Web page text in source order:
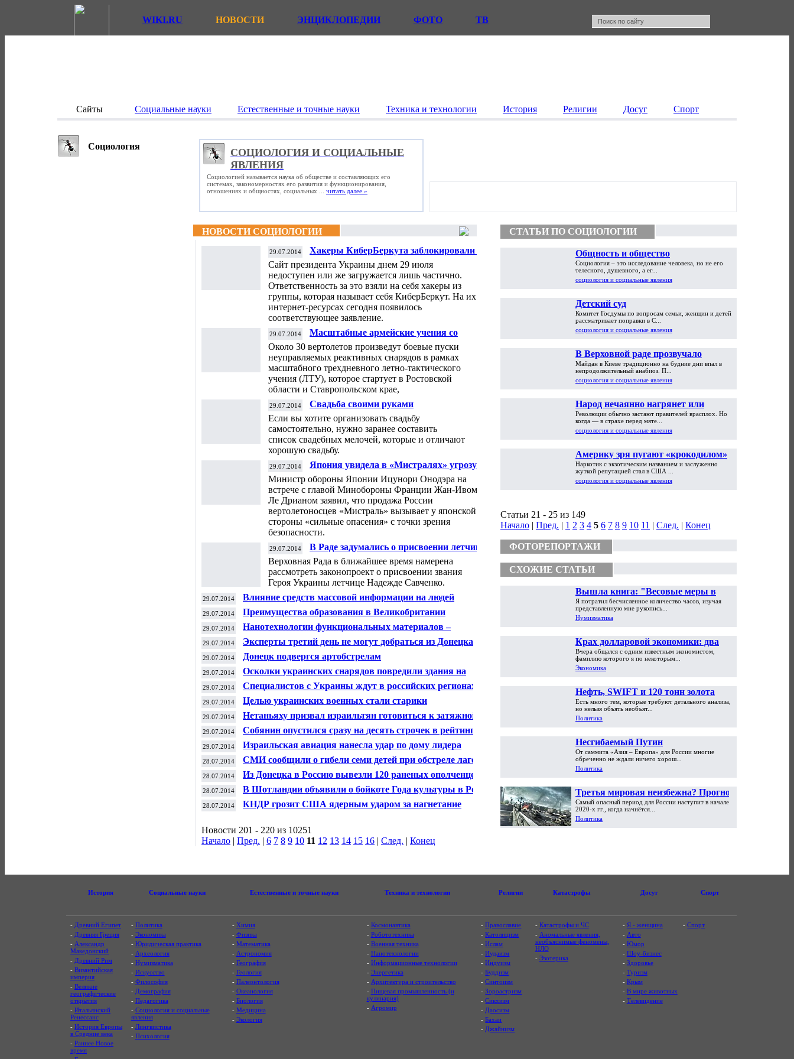
WIKI.RU НОВОСТИ ЭНЦИКЛОПЕДИИ ФОТО ТВ
Сайты Социальные науки Естественные и точные науки Техника и технологии История Религии Досуг Спорт
Социология
СОЦИОЛОГИЯ И СОЦИАЛЬНЫЕ
ЯВЛЕНИЯ
Социологией называется наука об обществе и составляющих его
системах, закономерностях его развития и функционирования,
отношениях и общностях, социальных ... читать далее »
НОВОСТИ СОЦИОЛОГИИ
29.07.2014
Хакеры КиберБеркута заблокировали сайт
президента Украины
Сайт президента Украины днем 29 июля
недоступен или же загружается лишь частично.
Ответственность за это взяли на себя хакеры из
группы, которая называет себя КиберБеркут. На их
интернет-ресурсах сегодня появилось
соответствующее заявление.
29.07.2014
Масштабные армейские учения со
стрельбами стартовали на юге России
Около 30 вертолетов произведут боевые пуски
неуправляемых реактивных снарядов в рамках
масштабного трехдневного летно-тактического
учения (ЛТУ), которое стартует в Ростовской
области и Ставропольском крае,
29.07.2014
Свадьба своими руками
Если вы хотите организовать свадьбу
самостоятельно, нужно заранее составить
список свадебных мелочей, которые и отличают
хорошую свадьбу.
29.07.2014
Япония увидела в «Мистралях» угрозу для
себя
Министр обороны Японии Ицунори Онодэра на
встрече с главой Минобороны Франции Жан-Ивом
Ле Дрианом заявил, что продажа России
вертолетоносцев «Мистраль» вызывает у японской
стороны «сильные опасения» с точки зрения
безопасности.
29.07.2014
В Раде задумались о присвоении летчице
Савченко звания Героя Украины
Верховная Рада в ближайшее время намерена
рассмотреть законопроект о присвоении звания
Героя Украины летчице Надежде Савченко.
29.07.2014 Влияние средств массовой информации на людей
29.07.2014 Преимущества образования в Великобритании
29.07.2014
Нанотехнологии функциональных материалов –
конференция международного характера
29.07.2014
Эксперты третий день не могут добраться из Донецка до
места крушения Boeing
29.07.2014 Донецк подвергся артобстрелам
29.07.2014
Осколки украинских снарядов повредили здания на
пункте "Гуково" в РФ
29.07.2014 Специалистов с Украины ждут в российских регионах
29.07.2014 Целью украинских военных стали старики
29.07.2014
Нетаньяху призвал израильтян готовиться к затяжной
войне
29.07.2014
Собянин опустился сразу на десять строчек в рейтинге
эффективности губернаторов
29.07.2014
Израильская авиация нанесла удар по дому лидера
ХАМАС Исмаила Хании
28.07.2014
СМИ сообщили о гибели семи детей при обстреле лагеря
палестинских беженцев
28.07.2014 Из Донецка в Россию вывезли 120 раненых ополченцев
28.07.2014 В Шотландии объявили о бойкоте Года культуры в России
28.07.2014
КНДР грозит США ядерным ударом за нагнетание
Новости 201 - 220 из 10251
Начало | Пред. | 6 7 8 9 10 11 12 13 14 15 16 | След. | Конец
СТАТЬИ ПО СОЦИОЛОГИИ
Общность и общество
Социология – это исследование человека, но не его
телесного, душевного, а ег...
социология и социальные явления
Детский суд
Комитет Госдумы по вопросам семьи, женщин и детей
рассматривает поправки в С...
социология и социальные явления
В Верховной раде прозвучало
обещание гражданской войны:
Майдан сегодня
Майдан в Киеве традиционно на будние дни впал в
непродолжительный анабиоз. П...
социология и социальные явления
Народ нечаянно нагрянет или
почему революции застают
правителей врасплох
Революции обычно застают правителей врасплох. Но
когда — в страхе перед мяте...
социология и социальные явления
Америку зря пугают «крокодилом»
Наркотик с экзотическим названием и заслуженно
жуткой репутацией стал в США ...
социология и социальные явления
Статьи 21 - 25 из 149
Начало | Пред. | 1 2 3 4 5 6 7 8 9 10 11 | След. | Конец
ФОТОРЕПОРТАЖИ
СХОЖИЕ СТАТЬИ
Вышла книга: "Весовые меры в
торговой практике Античности и
Средневековья"
Я потратил бесчисленное количество часов, изучая
представленную мне рукопись...
Нумизматика
Крах долларовой экономики: два
пути обрушения
Вчера общался с одним известным экономистом,
фамилию которого я по некоторым...
Экономика
Нефть, SWIFT и 120 тонн золота
Есть много тем, которые требуют детального анализа,
но нельзя объять необъят...
Политика
Несгибаемый Путин
От саммита «Азия – Европа» для России многие
обреченно не ждали ничего хорош...
Политика
Третья мировая неизбежна? Прогноз
Сергея Глазьева
Самый опасный период для России наступит в начале
2020-х гг., когда начнётся...
Политика
История Социальные науки Естественные и точные науки Техника и технологии Религии Катастрофы Досуг Спорт
- Древний Египет
- Древняя Греция
- Александр
Македонский
- Древний Рим
- Византийская
империя
- Великие
географические
открытия
- Итальянский
Ренессанс
- История Европы
в Средние века
- Раннее Новое
время
- Политика
- Экономика
- Юридическая практика
- Археология
- Нумизматика
- Искусство
- Философия
- Демография
- Педагогика
- Социология и социальные
явления
- Лингвистика
- Психология
- Химия
- Физика
- Математика
- Астрономия
- География
- Геология
- Палеонтология
- Океанология
- Биология
- Медицина
- Экология
- Космонавтика
- Робототехника
- Военная техника
- Нанотехнологии
- Информационные технологии
- Энергетика
- Архитектура и строительство
- Пищевая промышленность (и
кулинария)
- Агромир
-Православие
-Католицизм
-Ислам
-Иудаизм
-Индуизм
-Буддизм
-Синтоизм
-Зороастризм
-Сикхизм
- Даосизм
-Бахаи
- Джайнизм
- Катастрофы и ЧС
- Аномальные явления,
необъяснимые феномены,
НЛО
- Эзотерика
- Я - женщина
- Авто
- Юмор
- Шоу-бизнес
- Здоровье
- Туризм
- Крым
- В мире животных
- Телевидение
-Спорт